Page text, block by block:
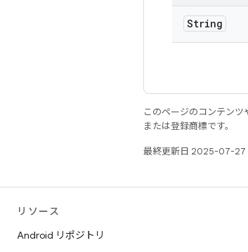
String
このページのコンテンツ
または登録商標です。
最終更新日 2025-07-27
リソース
Android リポジトリ